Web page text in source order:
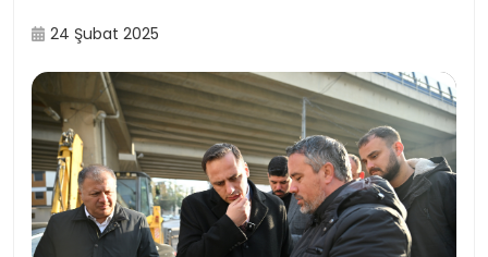
24 Şubat 2025